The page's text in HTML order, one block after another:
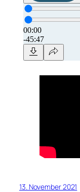
13. November 2021